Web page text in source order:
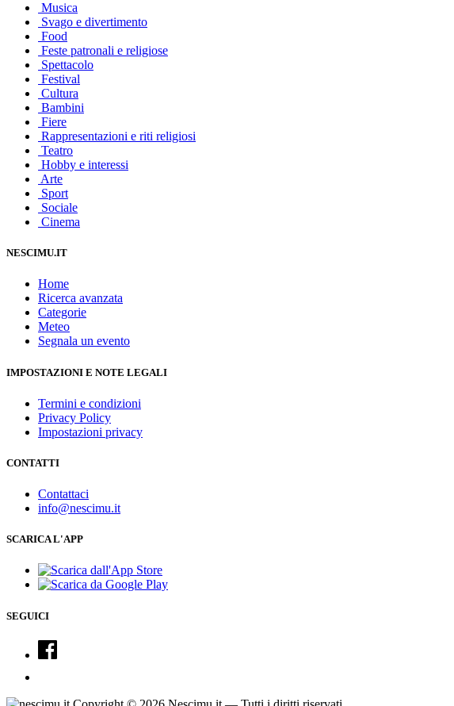
Musica
Svago e divertimento
Food
Feste patronali e religiose
Spettacolo
Festival
Cultura
Bambini
Fiere
Rappresentazioni e riti religiosi
Teatro
Hobby e interessi
Arte
Sport
Sociale
Cinema
NESCIMU.IT
Home
Ricerca avanzata
Categorie
Meteo
Segnala un evento
IMPOSTAZIONI E NOTE LEGALI
Termini e condizioni
Privacy Policy
Impostazioni privacy
CONTATTI
Contattaci
info@nescimu.it
SCARICA L'APP
SEGUICI